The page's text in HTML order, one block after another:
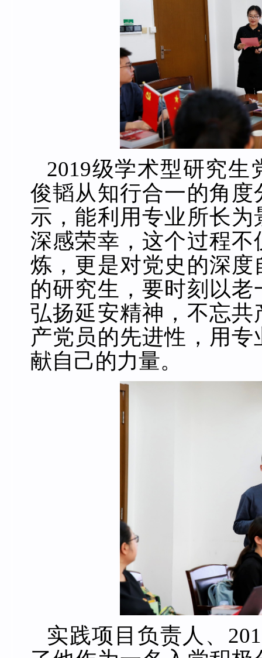
2019级学术型研究生
俊韬从知行合一的角
示，能利用专业所长
深感荣幸，这个过程
炼，更是对党史的深
的研究生，要时刻以
弘扬延安精神，不忘
产党员的先进性，用
献自己的力量。
实践项目负责人、